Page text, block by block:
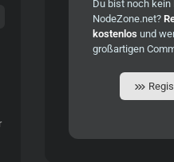
Du bist noch kein
NodeZone.net?
kostenlos und
großartigen